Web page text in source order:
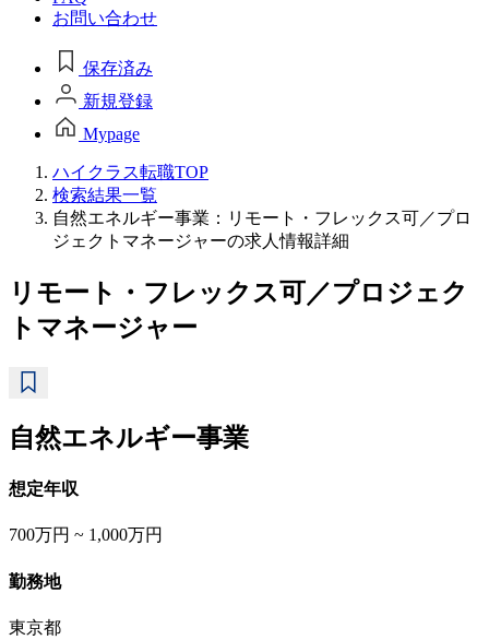
お問い合わせ
保存済み
新規登録
Mypage
ハイクラス転職TOP
検索結果一覧
自然エネルギー事業：リモート・フレックス可／プロ
ジェクトマネージャーの求人情報詳細
リモート・フレックス可／プロジェク
トマネージャー
自然エネルギー事業
想定年収
700万円 ~ 1,000万円
勤務地
東京都